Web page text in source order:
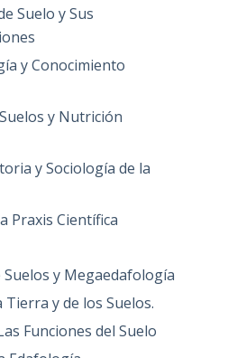
Suelo y Sus
y Conocimiento
y Nutrición
y Sociología de la
Praxis Científica
y Megaedafología
y de los Suelos.
Funciones del Suelo